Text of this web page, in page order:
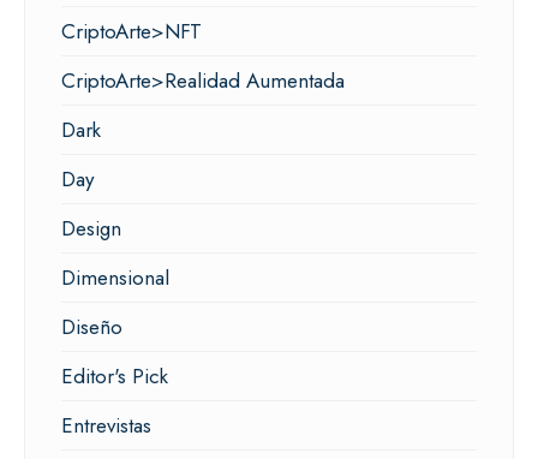
CriptoArte>NFT
CriptoArte>Realidad Aumentada
Dark
Day
Design
Dimensional
Diseño
Editor's Pick
Entrevistas